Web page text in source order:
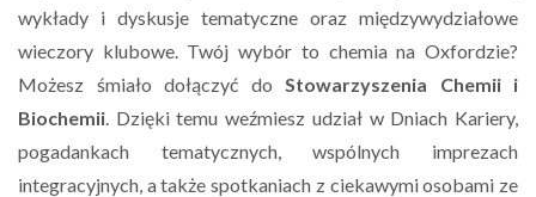
wykłady i dyskusje tematyczne oraz międzywydziałowe
wieczory klubowe. Twój wybór to chemia na Oxfordzie?
Możesz śmiało dołączyć do Stowarzyszenia Chemii i
Biochemii . Dzięki temu weźmiesz udział w Dniach Kariery,
pogadankach tematycznych, wspólnych imprezach
integracyjnych, a także spotkaniach z ciekawymi osobami ze